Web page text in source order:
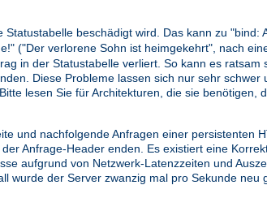
beschädigt wird. Das kann zu "bind:
("Der verlorene Sohn ist heimgekehrt", nach
in der Statustabelle verliert. So kann es ratsam
Diese Probleme lassen sich nur sehr schwer
lesen Sie für Architekturen, die sie benötigen,
und nachfolgende Anfragen einer persistenten
Anfrage-Header enden. Es existiert eine
aufgrund von Netzwerk-Latenzzeiten und
wurde der Server zwanzig mal pro Sekunde neu